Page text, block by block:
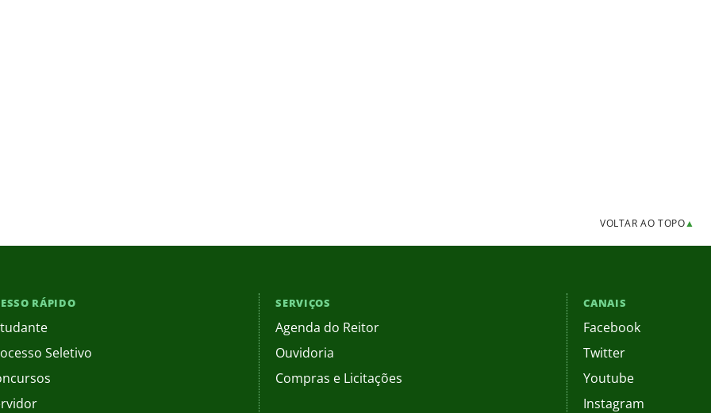
VOLTAR AO TOPO▲
RÁPIDO
Seletivo
SERVIÇOS
Agenda do Reitor
Ouvidoria
Compras e Licitações
CANAIS
Facebook
Twitter
Youtube
Instagram